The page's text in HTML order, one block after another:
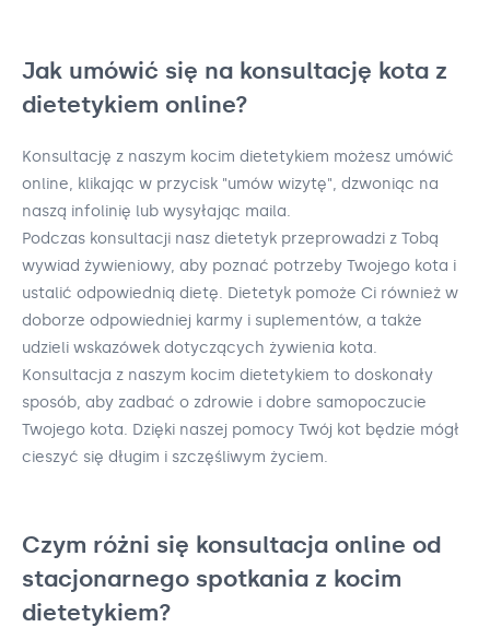
Jak umówić się na konsultację kota z
dietetykiem online?
Konsultację z naszym kocim dietetykiem możesz umówić
online, klikając w przycisk "umów wizytę", dzwoniąc na
naszą infolinię lub wysyłając maila.
Podczas konsultacji nasz dietetyk przeprowadzi z Tobą
wywiad żywieniowy, aby poznać potrzeby Twojego kota i
ustalić odpowiednią dietę. Dietetyk pomoże Ci również w
doborze odpowiedniej karmy i suplementów, a także
udzieli wskazówek dotyczących żywienia kota.
Konsultacja z naszym kocim dietetykiem to doskonały
sposób, aby zadbać o zdrowie i dobre samopoczucie
Twojego kota. Dzięki naszej pomocy Twój kot będzie mógł
cieszyć się długim i szczęśliwym życiem.
Czym różni się konsultacja online od
stacjonarnego spotkania z kocim
dietetykiem?